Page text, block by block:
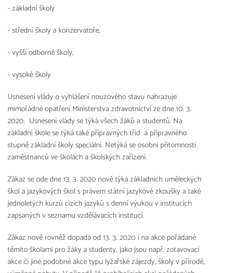
- základní školy
- střední školy a konzervatoře,
- vyšší odborné školy,
- vysoké školy
Usnesení vlády o vyhlášení nouzového stavu nahrazuje
mimořádné opatření Ministerstva zdravotnictví ze dne 10. 3.
2020. Usnesení vlády se týká všech žáků a studentů. Na
základní škole se týká také přípravných tříd a přípravného
stupně základní školy speciální. Netýká se osobní přítomnosti
zaměstnanců ve školách a školských zařízení.
Zákaz se ode dne 13. 3. 2020 nově týká základních uměleckých
škol a jazykových škol s právem státní jazykové zkoušky a také
jednoletých kurzů cizích jazyků s denní výukou v institucích
zapsaných v seznamu vzdělávacích institucí.
Zákaz nově rovněž dopadá od 13. 3. 2020 i na akce pořádané
těmito školami pro žáky a studenty, jako jsou např. zotavovací
akce či jiné podobné akce typu lyžařské zájezdy, školy v přírodě,